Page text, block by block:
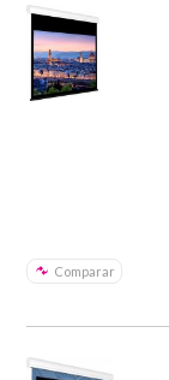
Comparar